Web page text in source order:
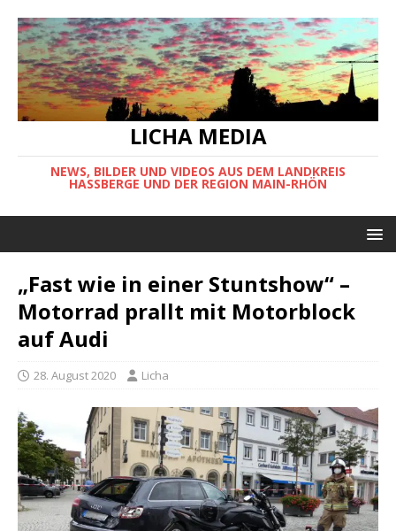
LICHA MEDIA
NEWS, BILDER UND VIDEOS AUS DEM LANDKREIS
HASSBERGE UND DER REGION MAIN-RHÖN
„Fast wie in einer Stuntshow“ –
Motorrad prallt mit Motorblock
auf Audi
28. August 2020 Licha